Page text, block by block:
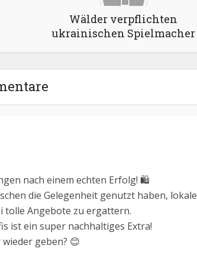
Wälder verpflichten
ukrainischen Spielmacher
nach einem echten Erfolg! 🛍️
die Gelegenheit genutzt haben, lokale
tolle Angebote zu ergattern.
ist ein super nachhaltiges Extra!
geben? 😊